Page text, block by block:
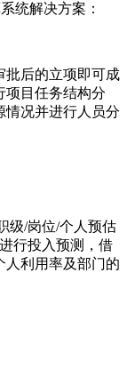
统解决方案：
批后的立项即可成
项目任务结构分
情况并进行人员分
级/岗位/个人预估
行投入预测，借
人利用率及部门的